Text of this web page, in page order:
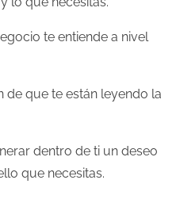
te entiende a nivel
de que te están leyendo la
dentro de ti un deseo
que necesitas.